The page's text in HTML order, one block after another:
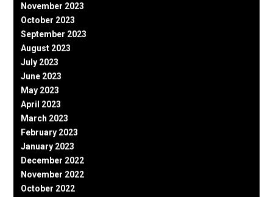
November 2023
October 2023
September 2023
August 2023
July 2023
June 2023
May 2023
April 2023
March 2023
February 2023
January 2023
December 2022
November 2022
October 2022